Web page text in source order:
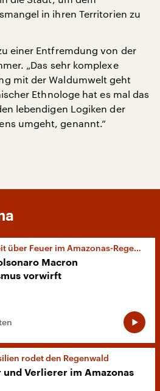
in ihren Territorien zu
einer Entfremdung von der
„Das sehr komplexe
mit der Waldumwelt geht
Ethnologe hat es mal das
lebendigen Logiken der
umgeht, genannt.“
über Feuer im Amazonas-Regenwald
Macron
vorwirft
rodet den Regenwald
und Verlierer im Amazonas